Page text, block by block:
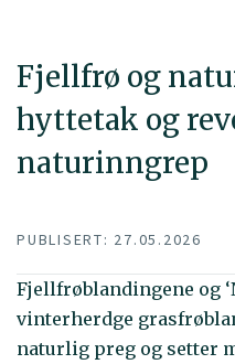
Fjellfrø og
hyttetak og
naturinngrep
PUBLISERT: 27.05.2026
Fjellfrøblandingene og
vinterherdge
naturlig preg og setter